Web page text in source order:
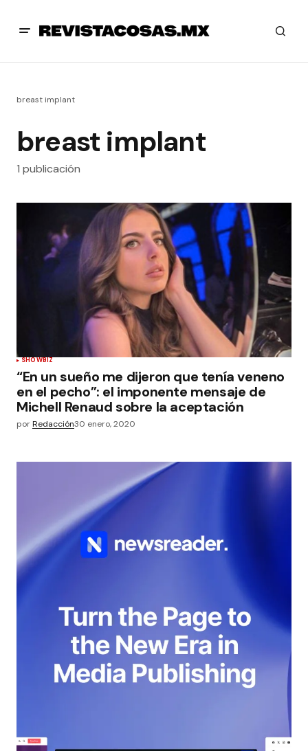
breast implant
breast implant
1 publicación
SHOWBIZ
“En un sueño me dijeron que tenía veneno
en el pecho”: el imponente mensaje de
Michell Renaud sobre la aceptación
porRedacción30 enero, 2020